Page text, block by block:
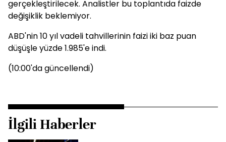
gerçekleştirilecek. Analistler bu toplantıda faizde
değişiklik beklemiyor.
ABD'nin 10 yıl vadeli tahvillerinin faizi iki baz puan
düşüşle yüzde 1.985'e indi.
(10:00'da güncellendi)
İlgili Haberler